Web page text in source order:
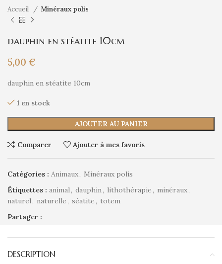
Accueil Minéraux polis
dauphin en stéatite 10cm
5,00 €
dauphin en stéatite 10cm
1 en stock
AJOUTER AU PANIER
Comparer Ajouter à mes favoris
Catégories : Animaux, Minéraux polis
Étiquettes : animal, dauphin, lithothérapie, minéraux,
naturel, naturelle, séatite, totem
Partager :
DESCRIPTION